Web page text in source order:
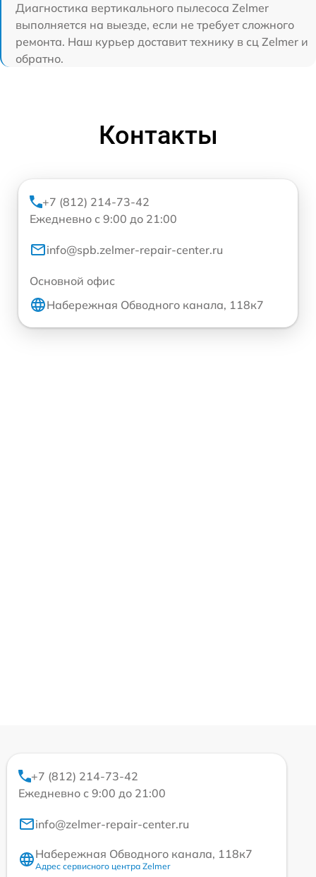
Диагностика вертикального пылесоса Zelmer
выполняется на выезде, если не требует сложного
ремонта. Наш курьер доставит технику в сц Zelmer и
обратно.
Контакты
+7 (812) 214-73-42
Ежедневно с 9:00 до 21:00
info@spb.zelmer-repair-center.ru
Основной офис
Набережная Обводного канала, 118к7
+7 (812) 214-73-42
Ежедневно с 9:00 до 21:00
info@zelmer-repair-center.ru
Набережная Обводного канала, 118к7
Адрес сервисного центра Zelmer